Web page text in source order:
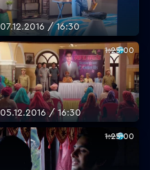
07.12.2016 / 16:30
1:25:00
05.12.2016 / 16:30
1:25:00